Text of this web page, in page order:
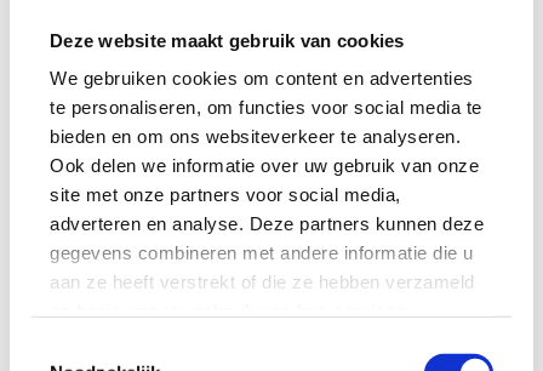
Deze website maakt gebruik van cookies
We gebruiken cookies om content en advertenties
te personaliseren, om functies voor social media te
bieden en om ons websiteverkeer te analyseren.
Ook delen we informatie over uw gebruik van onze
site met onze partners voor social media,
adverteren en analyse. Deze partners kunnen deze
gegevens combineren met andere informatie die u
aan ze heeft verstrekt of die ze hebben verzameld
dat!
Je ontvangt o.a. in je mailbox:
Gratis cadeautjes
Gratis knuffeldoekje
Gratis babydozen op een rijtje
Gratis babymutsje
Gratis tijdschriften